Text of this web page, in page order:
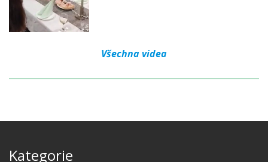
Všechna videa
Kategorie